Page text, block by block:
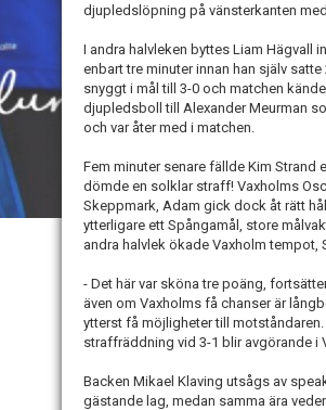
djupledslöpning på vänsterkanten
I andra halvleken byttes Liam Hägvall
enbart tre minuter innan han själv
snyggt i mål till 3-0 och matchen
djupledsboll till Alexander Meurman
och var åter med i matchen.
Fem minuter senare fällde Kim Strand
dömde en solklar straff! Vaxholms
Skeppmark, Adam gick dock åt rätt
ytterligare ett Spångamål, store
andra halvlek ökade Vaxholm
- Det här var sköna tre poäng,
även om Vaxholms få chanser är
ytterst få möjligheter till
straffräddning vid 3-1 blir avgörande i
Backen Mikael Klaving utsågs av
gästande lag, medan samma ära